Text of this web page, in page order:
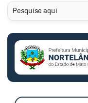
Pesquisar
Seção